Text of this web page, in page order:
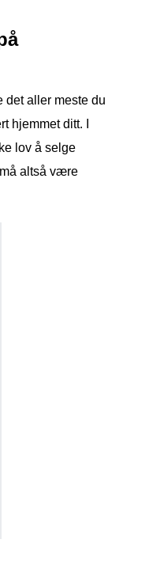
det aller meste du
hjemmet ditt. I
lov å selge
altså være